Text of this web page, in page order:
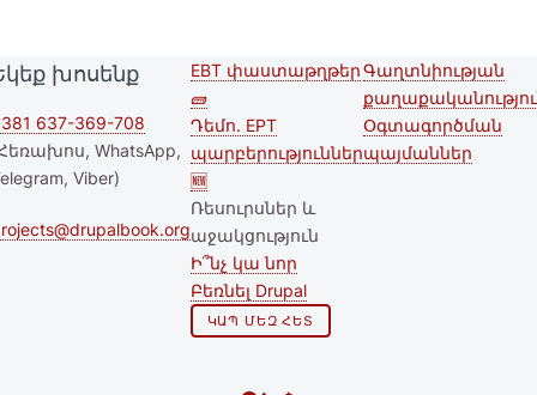
խոսենք
637-369-708
WhatsApp,
Viber)
Second
footer
menu
EBT փաստաթղթեր
🧱
Դեմո. EPT
պարբերություններ
🆕
Ռեսուրսներ և
աջակցություն
Ի՞նչ կա նոր
Բեռնել Drupal
ԿԱՊ ՄԵԶ ՀԵՏ
Footer menu
Գաղտնիության
Օգտագործման
պայմաններ